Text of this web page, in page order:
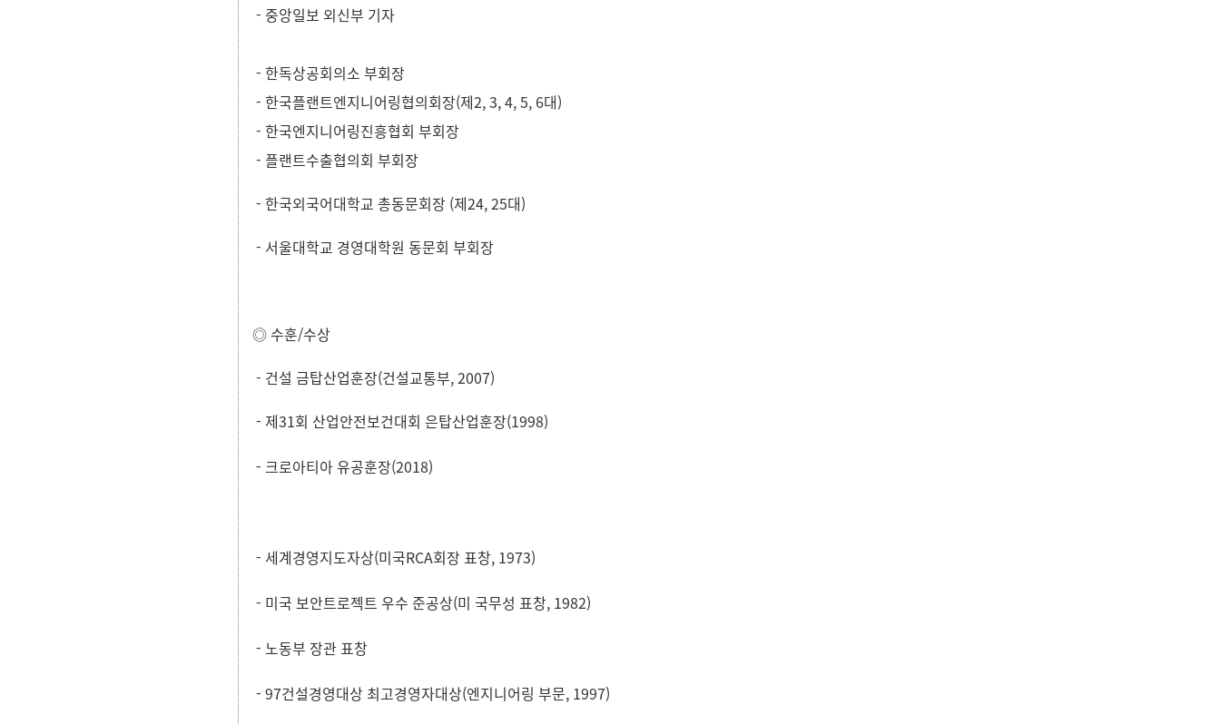
- 중앙일보 외신부 기자
- 한독상공회의소 부회장
- 한국플랜트엔지니어링협의회장(제2, 3, 4, 5, 6대)
- 한국엔지니어링진흥협회 부회장
- 플랜트수출협의회 부회장
- 한국외국어대학교 총동문회장 (제24, 25대)
- 서울대학교 경영대학원 동문회 부회장
◎ 수훈/수상
- 건설 금탑산업훈장(건설교통부, 2007)
- 제31회 산업안전보건대회 은탑산업훈장(1998)
- 크로아티아 유공훈장(2018)
- 세계경영지도자상(미국RCA회장 표창, 1973)
- 미국 보안트로젝트 우수 준공상(미 국무성 표창, 1982)
- 노동부 장관 표창
- 97건설경영대상 최고경영자대상(엔지니어링 부문, 1997)